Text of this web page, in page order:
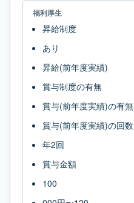
福利厚生
昇給制度
あり
昇給(前年度実績)
賞与制度の有無
賞与(前年度実績)の有無
賞与(前年度実績)の回数
年2回
賞与金額
100